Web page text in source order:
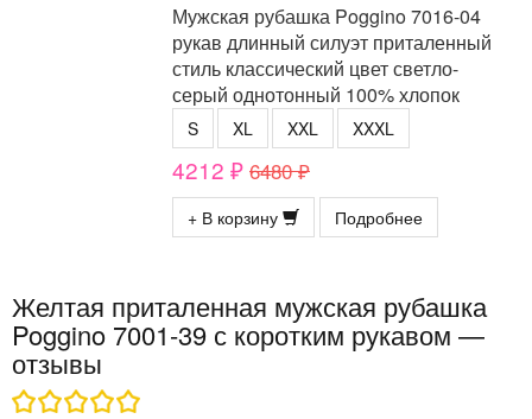
Мужская рубашка Poggino 7016-04
рукав длинный силуэт приталенный
стиль классический цвет светло-
серый однотонный 100% хлопок
S XL XXL XXXL
4212 ₽ 6480 ₽
+ В корзину Подробнее
Желтая приталенная мужская рубашка
Poggino 7001-39 с коротким рукавом —
отзывы